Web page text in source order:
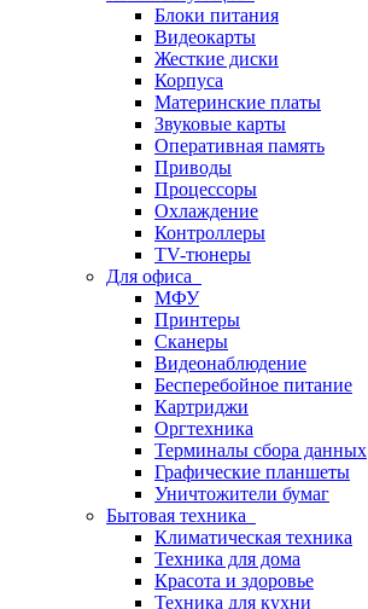
Блоки питания
Видеокарты
Жесткие диски
Корпуса
Материнские платы
Звуковые карты
Оперативная память
Приводы
Процессоры
Охлаждение
Контроллеры
TV-тюнеры
Для офиса
МФУ
Принтеры
Сканеры
Видеонаблюдение
Бесперебойное питание
Картриджи
Оргтехника
Терминалы сбора данных
Графические планшеты
Уничтожители бумаг
Бытовая техника
Климатическая техника
Техника для дома
Красота и здоровье
Техника для кухни